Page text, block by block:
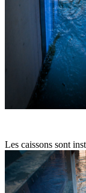
Les caissons sont